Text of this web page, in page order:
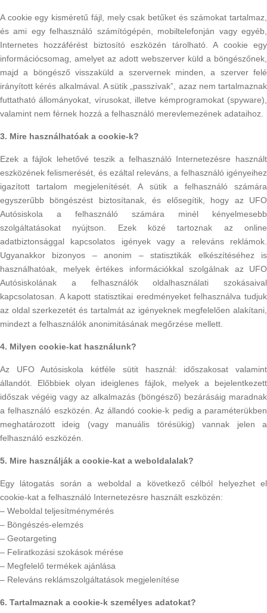
A cookie egy kisméretű fájl, mely csak betűket és számokat tartalmaz,
és ami egy felhasználó számítógépén, mobiltelefonján vagy egyéb,
Internetes hozzáférést biztosító eszközén tárolható. A cookie egy
információcsomag, amelyet az adott webszerver küld a böngészőnek,
majd a böngésző visszaküld a szervernek minden, a szerver felé
irányított kérés alkalmával. A sütik „passzívak”, azaz nem tartalmaznak
futtatható állományokat, vírusokat, illetve kémprogramokat (spyware),
valamint nem férnek hozzá a felhasználó merevlemezének adataihoz.
3. Mire használhatóak a cookie-k?
Ezek a fájlok lehetővé teszik a felhasználó Internetezésre használt
eszközének felismerését, és ezáltal releváns, a felhasználó igényeihez
igazított tartalom megjelenítését. A sütik a felhasználó számára
egyszerűbb böngészést biztosítanak, és elősegítik, hogy az UFO
Autósiskola a felhasználó számára minél kényelmesebb
szolgáltatásokat nyújtson. Ezek közé tartoznak az online
adatbiztonsággal kapcsolatos igények vagy a releváns reklámok.
Ugyanakkor bizonyos – anonim – statisztikák elkészítéséhez is
használhatóak, melyek értékes információkkal szolgálnak az UFO
Autósiskolának a felhasználók oldalhasználati szokásaival
kapcsolatosan. A kapott statisztikai eredményeket felhasználva tudjuk
az oldal szerkezetét és tartalmát az igényeknek megfelelően alakítani,
mindezt a felhasználók anonimitásának megőrzése mellett.
4. Milyen cookie-kat használunk?
Az UFO Autósiskola kétféle sütit használ: időszakosat valamint
állandót. Előbbiek olyan ideiglenes fájlok, melyek a bejelentkezett
időszak végéig vagy az alkalmazás (böngésző) bezárásáig maradnak
a felhasználó eszközén. Az állandó cookie-k pedig a paraméterükben
meghatározott ideig (vagy manuális törésükig) vannak jelen a
felhasználó eszközén.
5. Mire használják a cookie-kat a weboldalalak?
Egy látogatás során a weboldal a következő célból helyezhet el
cookie-kat a felhasználó Internetezésre használt eszközén:
– Weboldal teljesítménymérés
– Böngészés-elemzés
– Geotargeting
– Feliratkozási szokások mérése
– Megfelelő termékek ajánlása
– Releváns reklámszolgáltatások megjelenítése
6. Tartalmaznak a cookie-k személyes adatokat?